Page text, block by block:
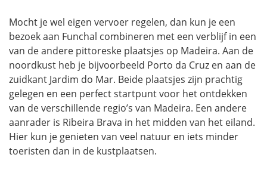
Mocht je wel eigen vervoer regelen, dan kun je een
bezoek aan Funchal combineren met een verblijf in een
van de andere pittoreske plaatsjes op Madeira. Aan de
noordkust heb je bijvoorbeeld Porto da Cruz en aan de
zuidkant Jardim do Mar. Beide plaatsjes zijn prachtig
gelegen en een perfect startpunt voor het ontdekken
van de verschillende regio’s van Madeira. Een andere
aanrader is Ribeira Brava in het midden van het eiland.
Hier kun je genieten van veel natuur en iets minder
toeristen dan in de kustplaatsen.